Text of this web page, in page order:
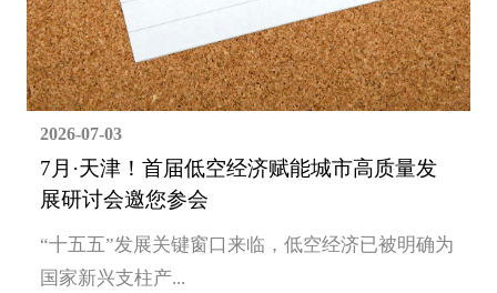
2026-07-03
7月·天津！首届低空经济赋能城市高质量发
展研讨会邀您参会
“十五五”发展关键窗口来临，低空经济已被明确为
国家新兴支柱产...